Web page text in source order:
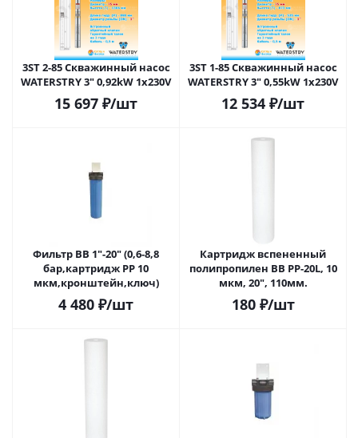
3ST 2-85 Скважинный насос
WATERSTRY 3" 0,92kW 1х230V
15 697 ₽/шт
3ST 1-85 Cкважинный насос
WATERSTRY 3" 0,55kW 1х230V
12 534 ₽/шт
Фильтр BB 1"-20" (0,6-8,8
бар,картридж PP 10
мкм,кронштейн,ключ)
4 480 ₽/шт
Картридж вспененный
полипропилен BB PP-20L, 10
мкм, 20", 110мм.
180₽/шт